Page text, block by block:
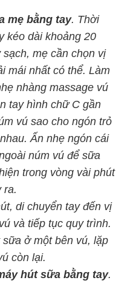
mẹ bằng tay. Thời
kéo dài khoảng 20
mẹ cần chọn vị
mái nhất có thể. Làm
nhàng massage vú
tay hình chữ C gần
vú sao cho ngón trỏ
Ấn nhẹ ngón cái
núm vú để sữa
trong vòng vài phút
ra.
di chuyển tay đến vị
và tiếp tục quy trình.
ở một bên vú, lặp
còn lại.
hút sữa bằng tay.